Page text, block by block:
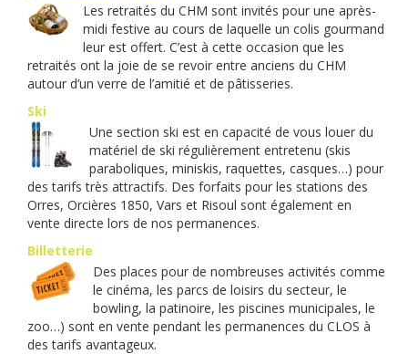
Les retraités du CHM sont invités pour une après-
midi festive au cours de laquelle un colis gourmand
leur est offert. C’est à cette occasion que les
retraités ont la joie de se revoir entre anciens du CHM
autour d’un verre de l’amitié et de pâtisseries.
Ski
Une section ski est en capacité de vous louer du
matériel de ski régulièrement entretenu (skis
paraboliques, miniskis, raquettes, casques…) pour
des tarifs très attractifs. Des forfaits pour les stations des
Orres, Orcières 1850, Vars et Risoul sont également en
vente directe lors de nos permanences.
Billetterie
Des places pour de nombreuses activités comme
le cinéma, les parcs de loisirs du secteur, le
bowling, la patinoire, les piscines municipales, le
zoo…) sont en vente pendant les permanences du CLOS à
des tarifs avantageux.